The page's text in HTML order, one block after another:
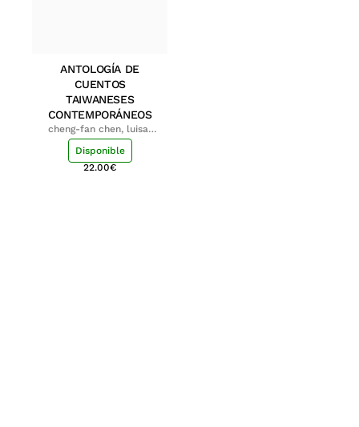
ANTOLOGÍA DE
CUENTOS
TAIWANESES
CONTEMPORÁNEOS
cheng-fan chen, luisa;
shu-ying chang, luisa
Disponible
22.00€